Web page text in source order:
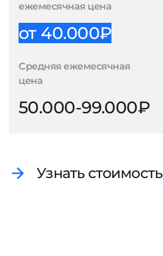
ежемесячная цена
от 40.000₽
Средняя ежемесячная
цена
50.000-99.000₽
Узнать стоимость